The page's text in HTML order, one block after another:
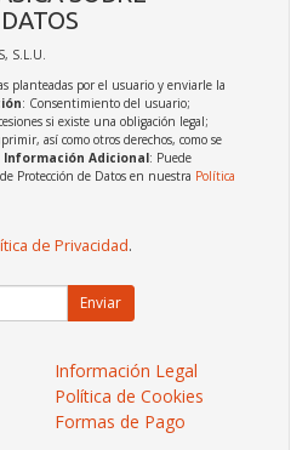
S.L.U.
planteadas por el usuario y enviarle la
: Consentimiento del usuario;
si existe una obligación legal;
así como otros derechos, como se
Información Adicional: Puede
Protección de Datos en nuestra Política
de Privacidad.
Enviar
Información Legal
Política de Cookies
Formas de Pago